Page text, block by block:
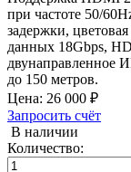
при частоте 50/
задержки,
данных 18Gbps,
двунаправленное
до 150 метров.
Цена: 26 000 ₽
Запросить счёт
В наличии
Количество: